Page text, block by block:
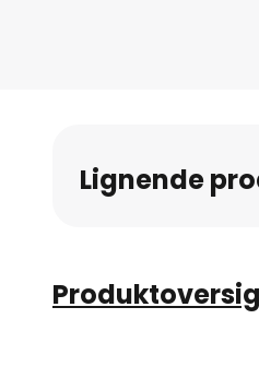
Lignende